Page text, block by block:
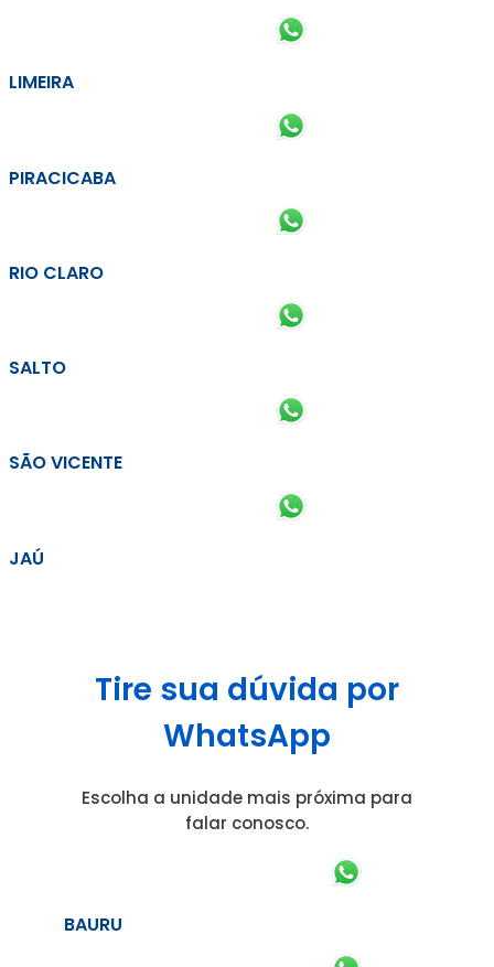
LIMEIRA
PIRACICABA
RIO CLARO
SALTO
SÃO VICENTE
JAÚ
Tire sua dúvida por
WhatsApp
Escolha a unidade mais próxima para
falar conosco.
BAURU